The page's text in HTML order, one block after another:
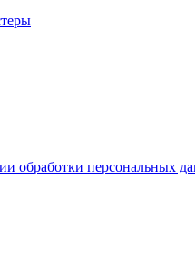
обработки персональных